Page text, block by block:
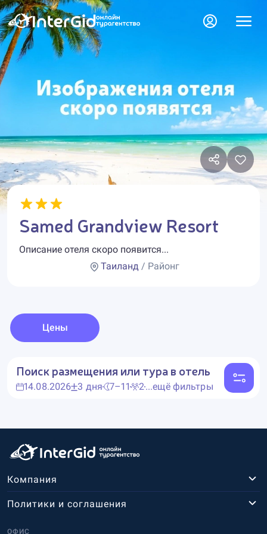
Samed Grandview Resort
Описание отеля скоро появится...
Таиланд/ Районг
Цены
Поиск размещения или тура в отель
14.08.2026 3 дня 7–11 2...ещё фильтры
Компания
ОФИС
Политики и соглашения